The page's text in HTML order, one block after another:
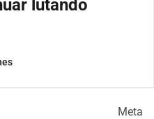
lutando
Meta